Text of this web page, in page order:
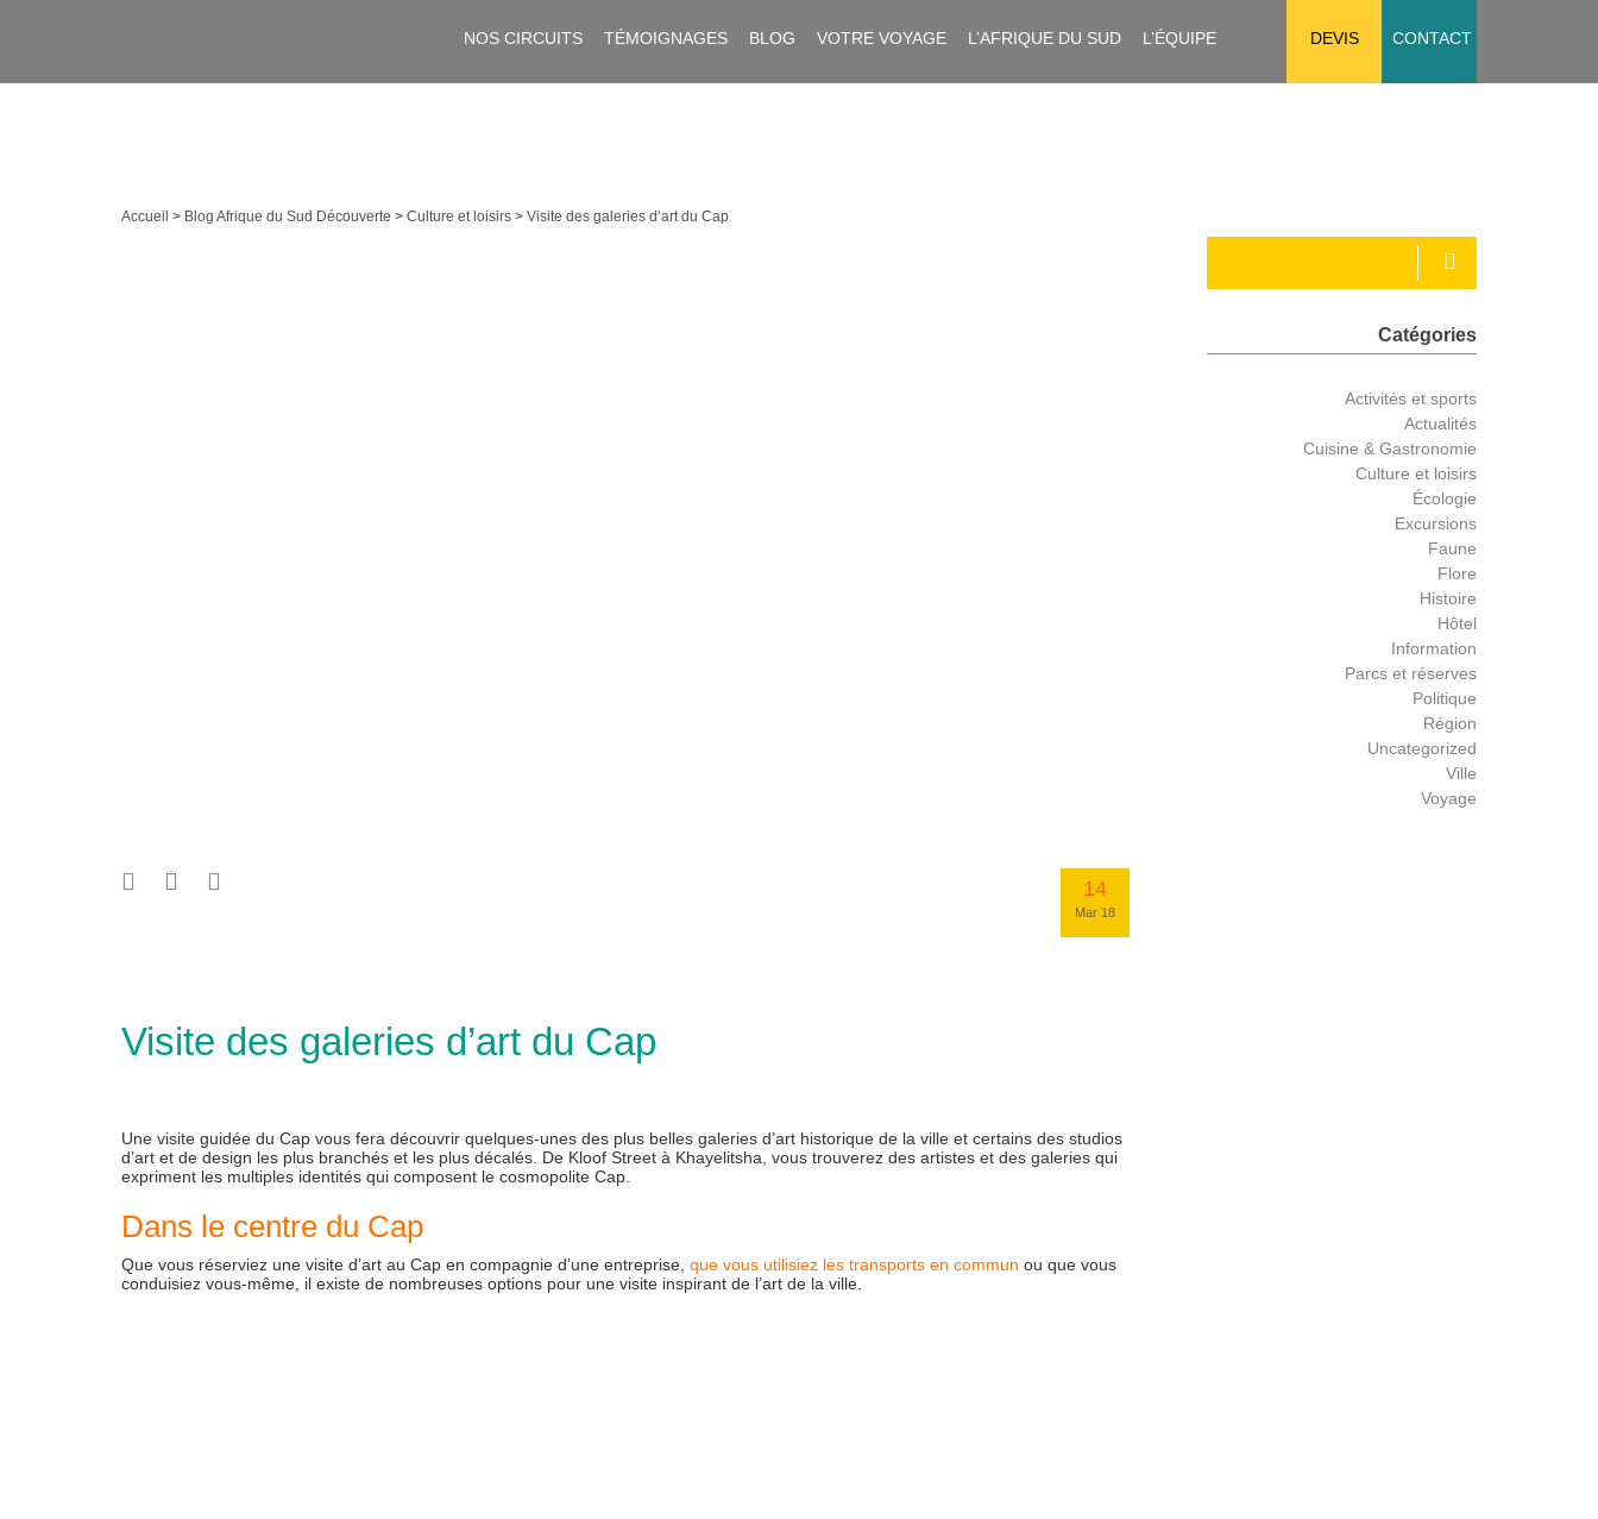
NOS CIRCUITS TÉMOIGNAGES BLOG VOTRE VOYAGE L’AFRIQUE DU SUD L’ÉQUIPE DEVIS CONTACT
Accueil > Blog Afrique du Sud Découverte > Culture et loisirs > Visite des galeries d’art du Cap
14
Mar 18
Visite des galeries d’art du Cap
Une visite guidée du Cap vous fera découvrir quelques-unes des plus belles galeries d’art historique de la ville et certains des studios
d’art et de design les plus branchés et les plus décalés. De Kloof Street à Khayelitsha, vous trouverez des artistes et des galeries qui
expriment les multiples identités qui composent le cosmopolite Cap.
Dans le centre du Cap
Que vous réserviez une visite d’art au Cap en compagnie d’une entreprise, que vous utilisiez les transports en commun ou que vous
conduisiez vous-même, il existe de nombreuses options pour une visite inspirant de l’art de la ville.
Catégories
Activités et sports
Actualités
Cuisine & Gastronomie
Culture et loisirs
Écologie
Excursions
Faune
Flore
Histoire
Hôtel
Information
Parcs et réserves
Politique
Région
Uncategorized
Ville
Voyage